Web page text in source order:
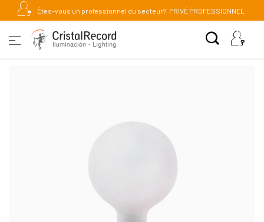
Êtes-vous un professionnel du secteur? PRIVÉ PROFESSIONNEL